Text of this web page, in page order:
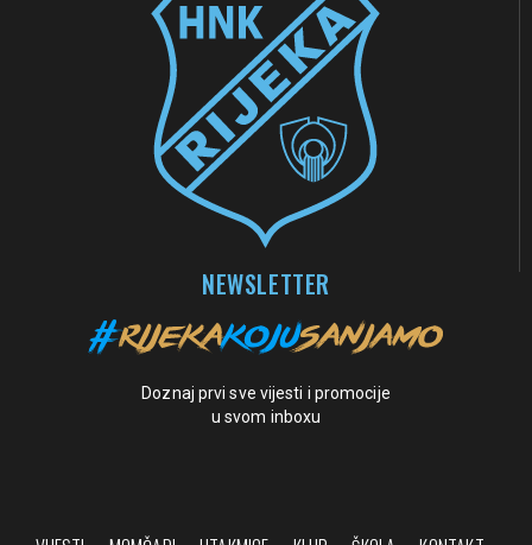
NEWSLETTER
Doznaj prvi sve vijesti i promocije
u svom inboxu